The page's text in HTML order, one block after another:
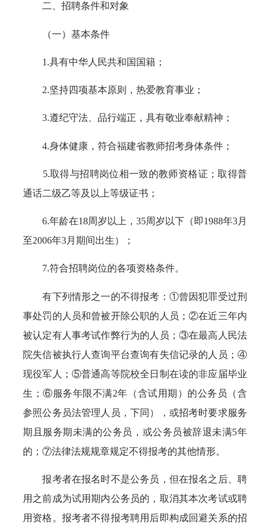
二、招聘条件和对象
（一）基本条件
1.具有中华人民共和国国籍；
2.坚持四项基本原则，热爱教育事业；
3.遵纪守法、品行端正，具有敬业奉献精神；
4.身体健康，符合福建省教师招考身体条件；
5.取得与招聘岗位相一致的教师资格证；取得普
通话二级乙等及以上等级证书；
6.年龄在18周岁以上，35周岁以下（即1988年3月
至2006年3月期间出生）；
7.符合招聘岗位的各项资格条件。
有下列情形之一的不得报考：①曾因犯罪受过刑
事处罚的人员和曾被开除公职的人员；②在近三年内
被认定有人事考试作弊行为的人员；③在最高人民法
院失信被执行人查询平台查询有失信记录的人员；④
现役军人；⑤普通高等院校全日制在读的非应届毕业
生；⑥服务年限不满2年（含试用期）的公务员（含
参照公务员法管理人员，下同），或招考时要求服务
期且服务期未满的公务员，或公务员被辞退未满5年
的；⑦法律法规规章规定不得报考的其他情形。
报考者在报名时不是公务员，但在报名之后、聘
用之前成为试用期内公务员的，取消其本次考试或聘
用资格。报考者不得报考聘用后即构成回避关系的招